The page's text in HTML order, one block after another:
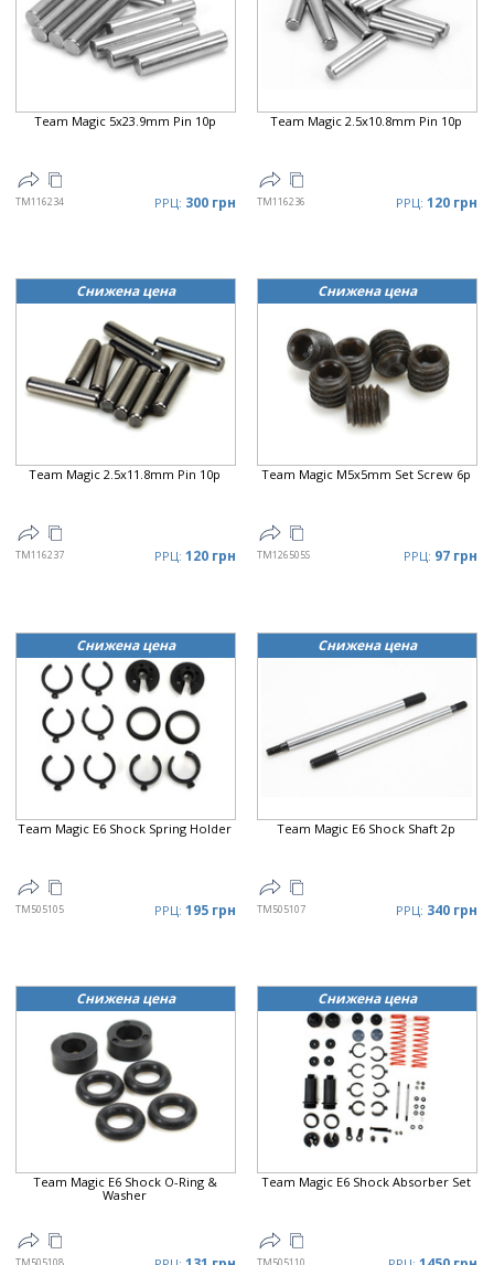
Team Magic 5x23.9mm Pin 10p
TM116234 РРЦ: 300 грн
Team Magic 2.5x10.8mm Pin 10p
TM116236 РРЦ: 120 грн
Снижена цена
Team Magic 2.5x11.8mm Pin 10p
TM116237 РРЦ: 120 грн
Снижена цена
Team Magic M5x5mm Set Screw 6p
TM126505S РРЦ: 97 грн
Снижена цена
Team Magic E6 Shock Spring Holder
TM505105 РРЦ: 195 грн
Снижена цена
Team Magic E6 Shock Shaft 2p
TM505107 РРЦ: 340 грн
Снижена цена
Team Magic E6 Shock O-Ring &
Washer
Снижена цена
Team Magic E6 Shock Absorber Set